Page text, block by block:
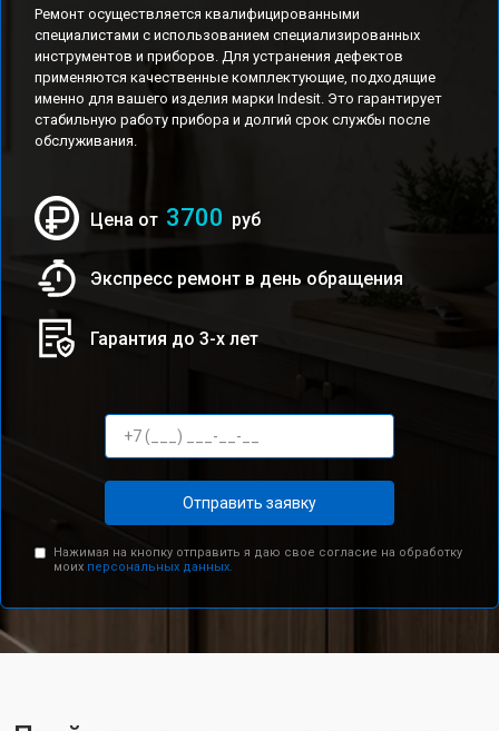
Ремонт осуществляется квалифицированными
специалистами с использованием специализированных
инструментов и приборов. Для устранения дефектов
применяются качественные комплектующие, подходящие
именно для вашего изделия марки Indesit. Это гарантирует
стабильную работу прибора и долгий срок службы после
обслуживания.
Цена от 3700 руб
Экспресс ремонт в день обращения
Гарантия до 3-х лет
Отправить заявку
Нажимая на кнопку отправить я даю свое согласие на обработку
моих персональных данных.